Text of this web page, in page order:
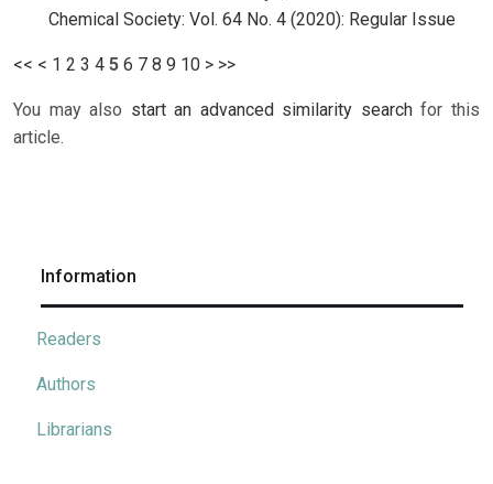
Chemical Society: Vol. 64 No. 4 (2020): Regular Issue
<< < 1 2 3 4 5 6 7 8 9 10 > >>
You may also start an advanced similarity searchfor this
article.
Information
Readers
Authors
Librarians